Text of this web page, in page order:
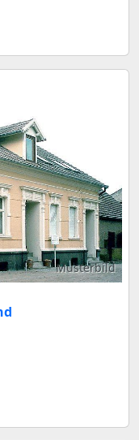
Musterbild